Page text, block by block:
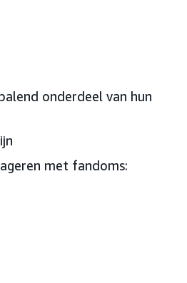
onderdeel van hun
met fandoms: